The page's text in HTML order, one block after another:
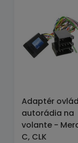
Adaptér
autorádia na
volante -
C, CLK